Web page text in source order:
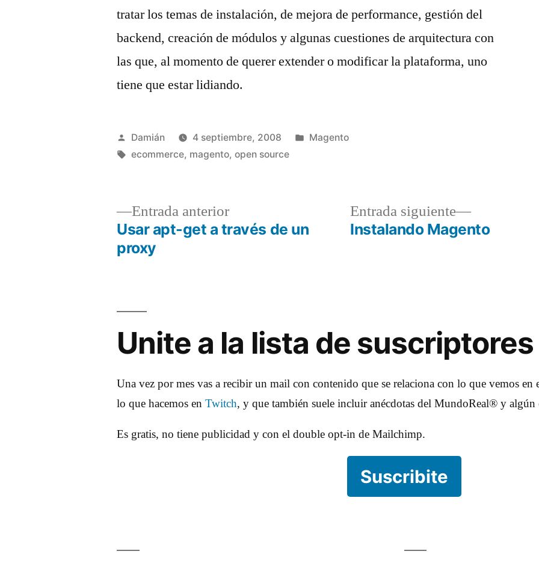
tratar los temas de instalación, de mejora de performance, gestión del
backend, creación de módulos y algunas cuestiones de arquitectura con
las que, al momento de querer extender o modificar la plataforma, uno
tiene que estar lidiando.
Publicado
por
Damián 4 septiembre, 2008
Publicado
Magento
Etiquetas:
ecommerce, magento,open source
Navegación
entradas
Entrada anteriorEntrada
anterior:
Usar apt-get a través de un
proxy
Entrada siguiente
Entrada
siguiente:
Instalando Magento
Unite a la lista de suscriptores
Una vez por mes vas a recibir un mail con contenido que se relaciona con lo que vemos
lo que hacemos enTwitch, y que también suele incluir anécdotas del MundoReal® y
Es gratis, no tiene publicidad y con el double opt-in de Mailchimp.
Suscribite